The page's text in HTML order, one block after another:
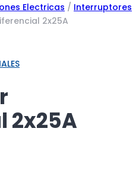
Electricas / Interruptores
2x25A
2x25A